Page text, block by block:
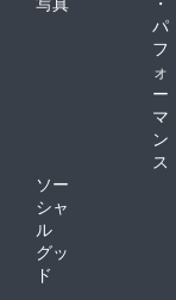
パ
フ
ォ
ー
マ
ン
ス
ソー
シャ
ル
グッ
ド